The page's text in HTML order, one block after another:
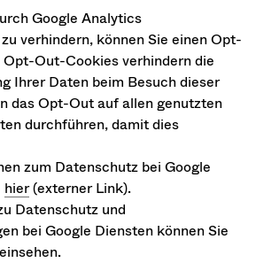
Google Analytics
verhindern, können Sie einen Opt-
Out-Cookies verhindern die
Ihrer Daten beim Besuch dieser
das Opt-Out auf allen genutzten
durchführen, damit dies
zum Datenschutz bei Google
hier(externer Link).
Datenschutz und
bei Google Diensten können Sie